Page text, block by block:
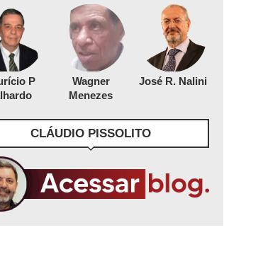
P
Wagner
Menezes
José R. Nalini
CLÁUDIO PISSOLITO